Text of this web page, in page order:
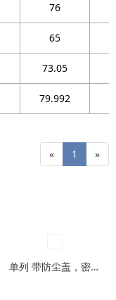
76
65
73.05
79.992
« 1 »
单列 带防尘盖，密封圈型